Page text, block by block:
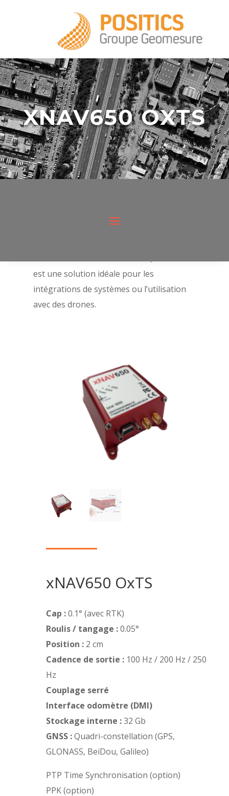
XNAV650 OXTS
+33 1 39 16 20 28
infos@positics.fr
inertielle de classe tactique du monde, avec
est une solution idéale pour les
intégrations de systèmes ou l’utilisation
avec des drones.
xNAV650 OxTS
Cap :0.1° (avec RTK)
Roulis / tangage :0.05°
Position : 2 cm
Cadence de sortie : 100 Hz / 200 Hz / 250
Hz
Couplage serré
Interface odomètre (DMI)
Stockage interne :32 Gb
GNSS :Quadri-constellation (GPS,
GLONASS, BeiDou, Galileo)
PTP Time Synchronisation (option)
PPK (option)